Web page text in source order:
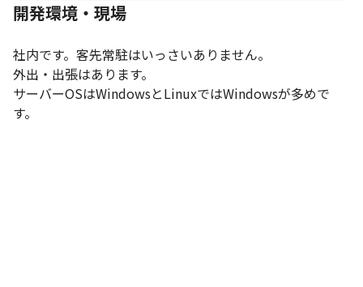
開発環境・現場
社内です。客先常駐はいっさいありません。
外出・出張はあります。
サーバーOSはWindowsとLinuxではWindowsが多めで
す。